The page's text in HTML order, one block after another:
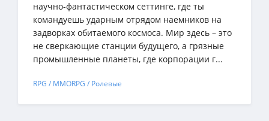
научно-фантастическом сеттинге, где ты
командуешь ударным отрядом наемников на
задворках обитаемого космоса. Мир здесь – это
не сверкающие станции будущего, а грязные
промышленные планеты, где корпорации г...
RPG / MMORPG / Ролевые